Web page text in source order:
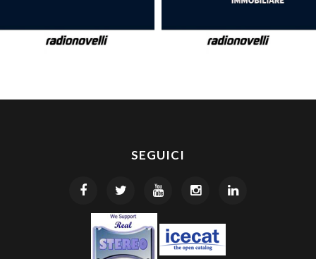
SEGUICI